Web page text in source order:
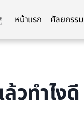
หน้าแรก ศัลยกรรม
วทำไง